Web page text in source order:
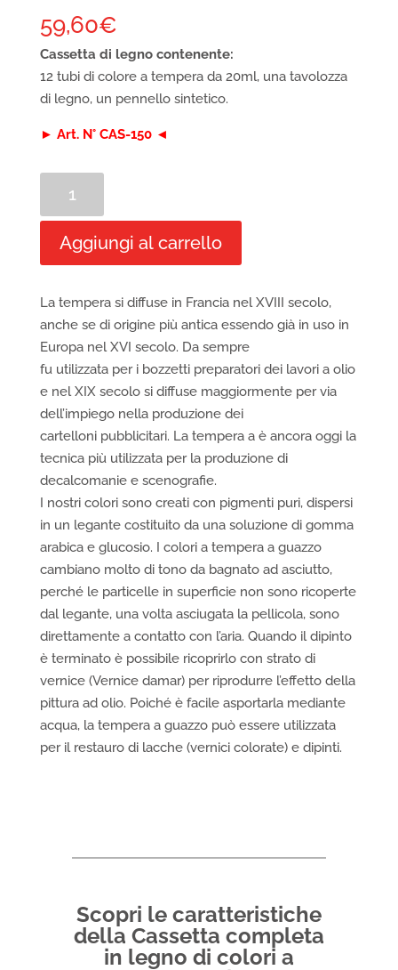
59,60€
Cassetta di legno contenente:
12 tubi di colore a tempera da 20ml, una tavolozza
di legno, un pennello sintetico.
► Art. N° CAS-150 ◄
completa
in
legnoAggiungi al carrello
La tempera si diffuse in Francia nel XVIII secolo,
anche se di origine più antica essendo già in uso in
Europa nel XVI secolo. Da sempre
fu utilizzata per i bozzetti preparatori dei lavori a olio
e nel XIX secolo si diffuse maggiormente per via
dell’impiego nella produzione dei
cartelloni pubblicitari. La tempera a è ancora oggi la
tecnica più utilizzata per la produzione di
decalcomanie e scenografie.
I nostri colori sono creati con pigmenti puri, dispersi
in un legante costituito da una soluzione di gomma
arabica e glucosio. I colori a tempera a guazzo
cambiano molto di tono da bagnato ad asciutto,
perché le particelle in superficie non sono ricoperte
dal legante, una volta asciugata la pellicola, sono
direttamente a contatto con l’aria. Quando il dipinto
è terminato è possibile ricoprirlo con strato di
vernice (Vernice damar) per riprodurre l’effetto della
pittura ad olio. Poiché è facile asportarla mediante
acqua, la tempera a guazzo può essere utilizzata
per il restauro di lacche (vernici colorate) e dipinti.
Scopri le caratteristiche
della Cassetta completa
in legno di colori a